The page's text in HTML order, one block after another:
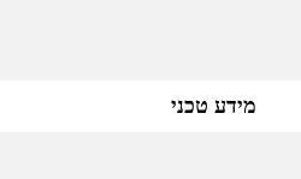
מידע טכני